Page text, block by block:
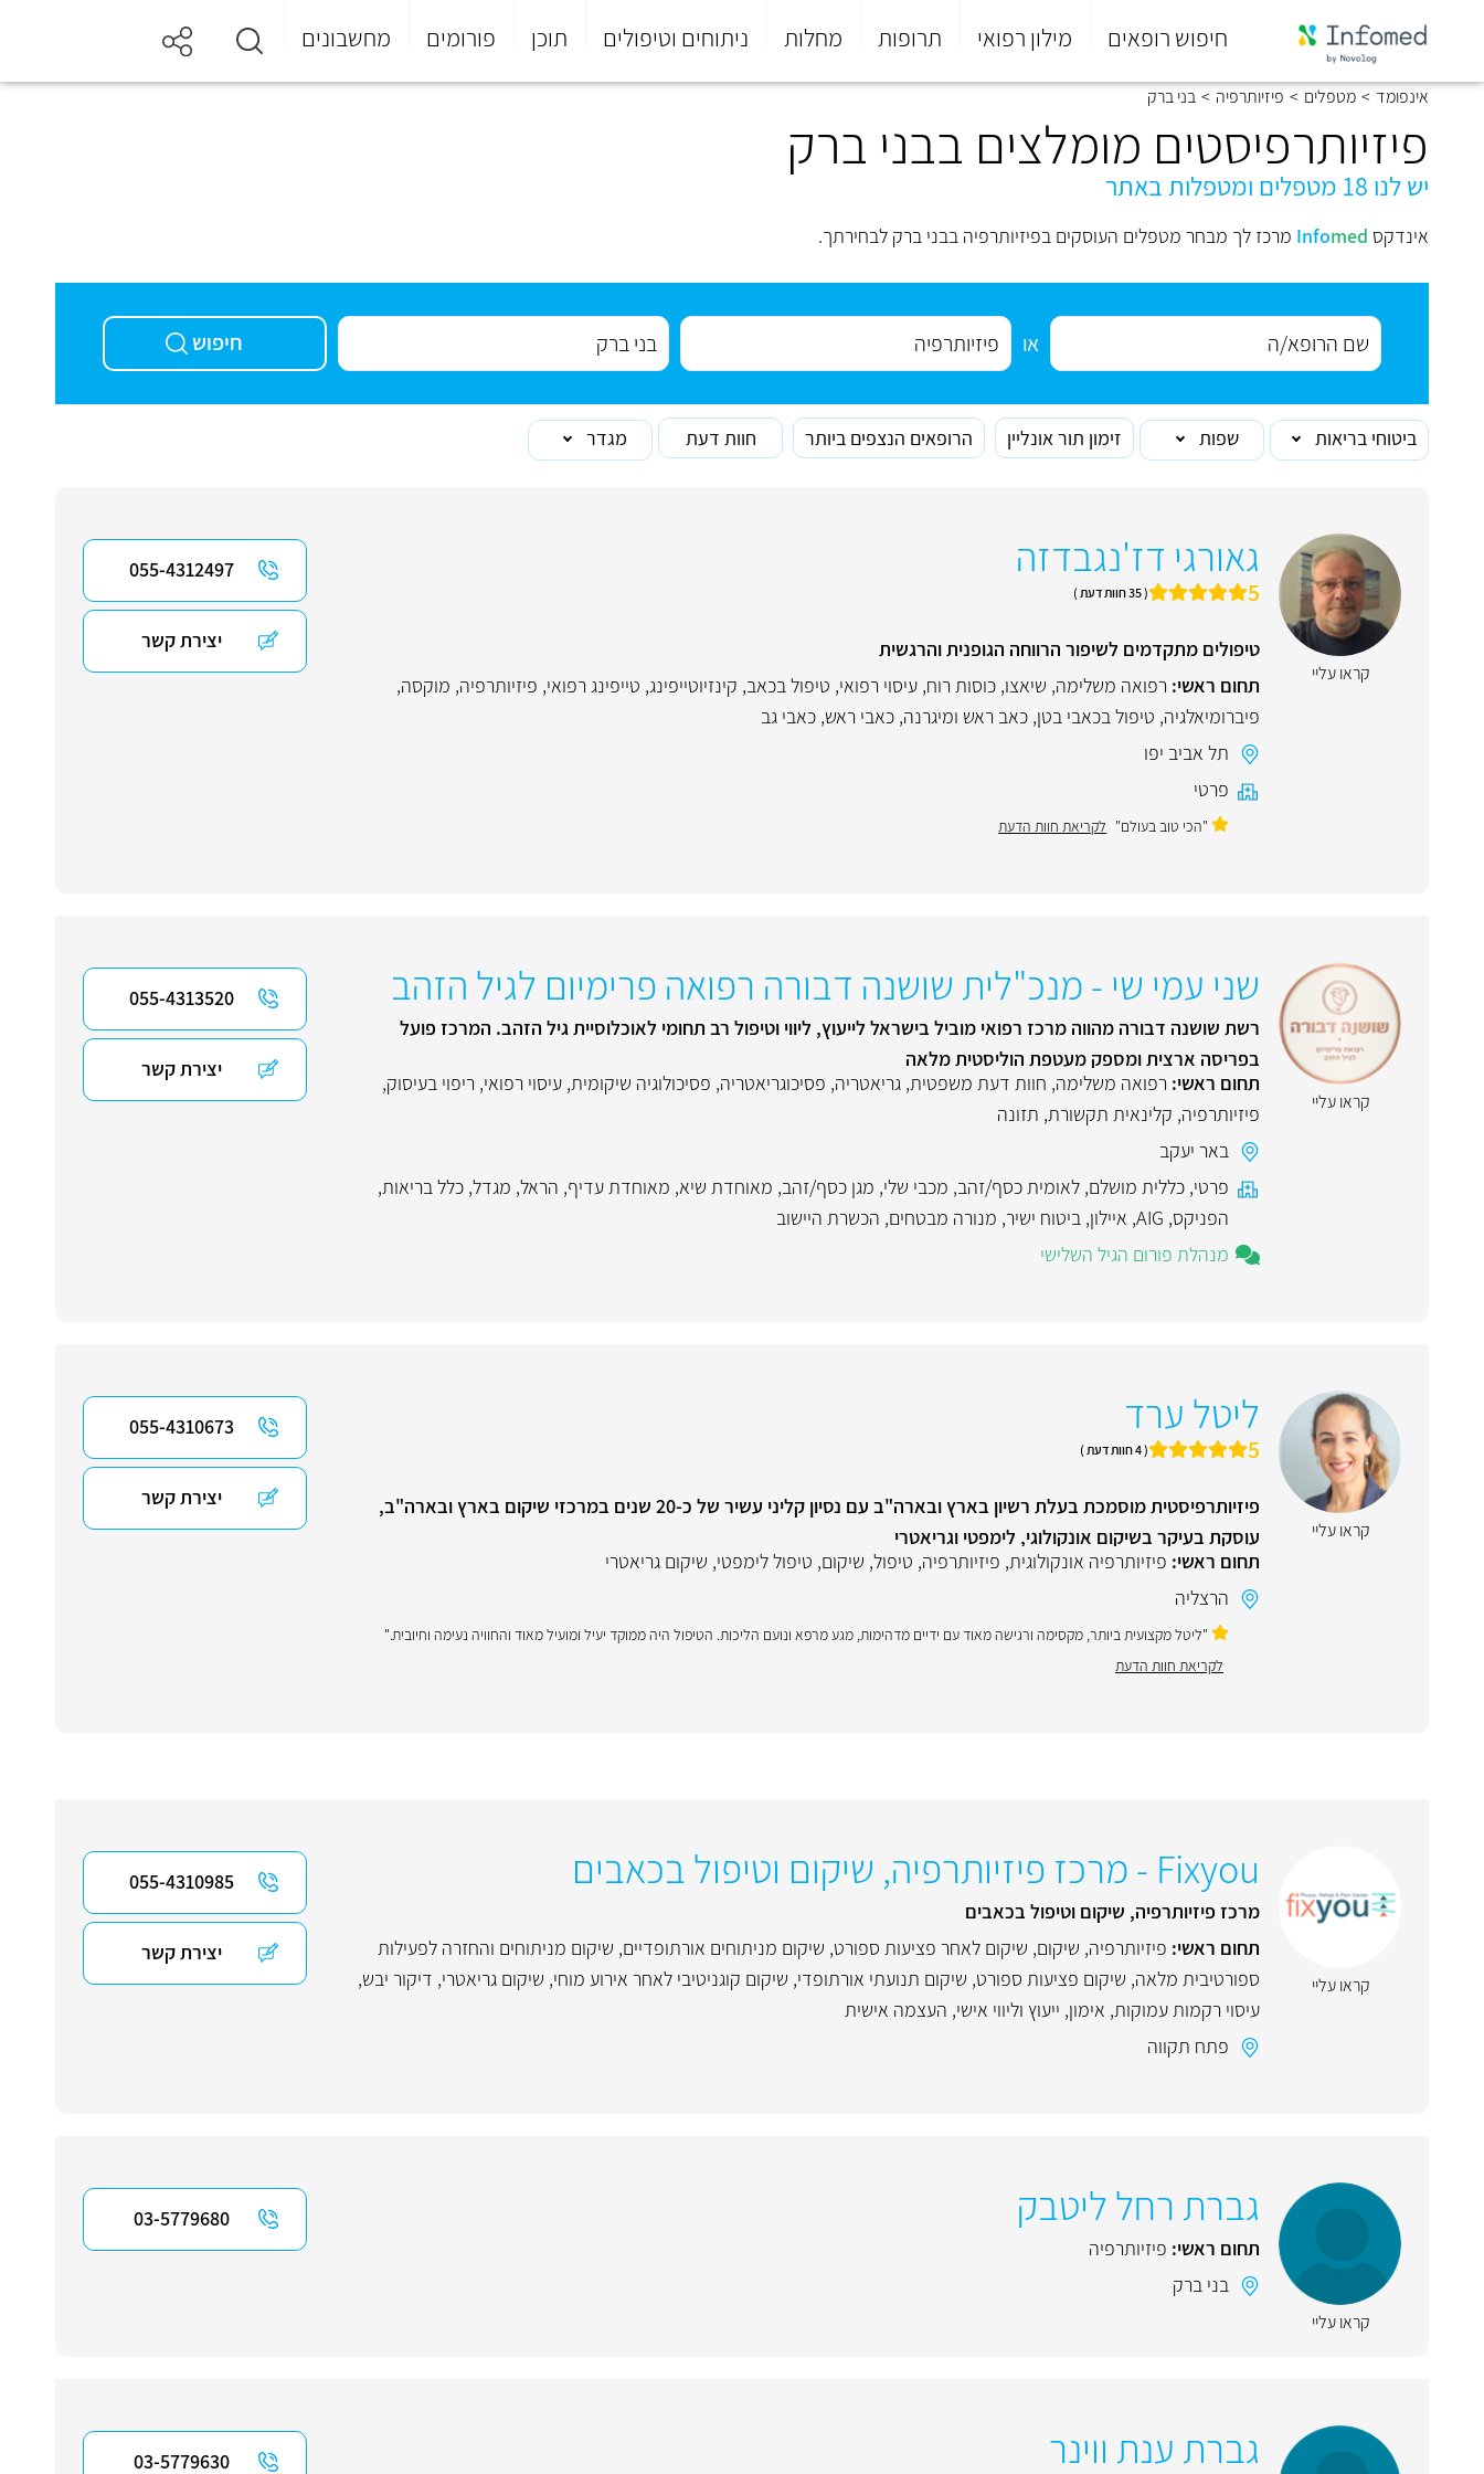
חיפוש רופאים מילון רפואי תרופות מחלות ניתוחים וטיפולים תוכן פורומים מחשבונים
סוף
התפריט
אינפומד > מטפלים > פיזיותרפיה > בני ברק
פיזיותרפיסטים מומלצים בבני ברק
יש לנו 18 מטפלים ומטפלות באתר
אינדקס Infomed מרכז לך מבחר מטפלים העוסקים בפיזיותרפיה בבני ברק לבחירתך.
או חיפוש
ביטוחי בריאות שפות זימון תור אונליין הרופאים הנצפים ביותר חוות דעת מגדר
קראו עליי
גאורגי דז'נגבדזה
5 ( 35 חוות דעת )
טיפולים מתקדמים לשיפור הרווחה הגופנית והרגשית
תחום ראשי: רפואה משלימה, שיאצו, כוסות רוח, עיסוי רפואי, טיפול בכאב, קינזיוטייפינג, טייפינג רפואי, פיזיותרפיה, מוקסה,
פיברומיאלגיה, טיפול בכאבי בטן, כאב ראש ומיגרנה, כאבי ראש, כאבי גב
תל אביב יפו
פרטי
"הכי טוב בעולם" לקריאת חוות הדעת
055-4312497
יצירת קשר
קראו עליי
שני עמי שי - מנכ"לית שושנה דבורה רפואה פרימיום לגיל הזהב
רשת שושנה דבורה מהווה מרכז רפואי מוביל בישראל לייעוץ, ליווי וטיפול רב תחומי לאוכלוסיית גיל הזהב. המרכז פועל
בפריסה ארצית ומספק מעטפת הוליסטית מלאה
תחום ראשי: רפואה משלימה, חוות דעת משפטית, גריאטריה, פסיכוגריאטריה, פסיכולוגיה שיקומית, עיסוי רפואי, ריפוי בעיסוק,
פיזיותרפיה, קלינאית תקשורת, תזונה
באר יעקב
פרטי, כללית מושלם, לאומית כסף/זהב, מכבי שלי, מגן כסף/זהב, מאוחדת שיא, מאוחדת עדיף, הראל, מגדל, כלל בריאות,
הפניקס,
AIG
, איילון, ביטוח ישיר, מנורה מבטחים, הכשרת היישוב
מנהלת פורום הגיל השלישי
055-4313520
יצירת קשר
קראו עליי
ליטל ערד
5 ( 4 חוות דעת )
פיזיותרפיסטית מוסמכת בעלת רשיון בארץ ובארה"ב עם נסיון קליני עשיר של כ-20 שנים במרכזי שיקום בארץ ובארה"ב,
עוסקת בעיקר בשיקום אונקולוגי, לימפטי וגריאטרי
תחום ראשי: פיזיותרפיה אונקולוגית, פיזיותרפיה, טיפול, שיקום, טיפול לימפטי, שיקום גריאטרי
הרצליה
"ליטל מקצועית ביותר, מקסימה ורגישה מאוד עם ידיים מדהימות, מגע מרפא ונועם הליכות. הטיפול היה ממוקד יעיל ומועיל מאוד והחוויה נעימה וחיובית."
לקריאת חוות הדעת
055-4310673
יצירת קשר
קראו עליי
Fixyou - מרכז פיזיותרפיה, שיקום וטיפול בכאבים
מרכז פיזיותרפיה, שיקום וטיפול בכאבים
תחום ראשי: פיזיותרפיה, שיקום, שיקום לאחר פציעות ספורט, שיקום מניתוחים אורתופדיים, שיקום מניתוחים והחזרה לפעילות
ספורטיבית מלאה, שיקום פציעות ספורט, שיקום תנועתי אורתופדי, שיקום קוגניטיבי לאחר אירוע מוחי, שיקום גריאטרי, דיקור יבש,
עיסוי רקמות עמוקות, אימון, ייעוץ וליווי אישי, העצמה אישית
פתח תקווה
055-4310985
יצירת קשר
קראו עליי
גברת רחל ליטבק
תחום ראשי: פיזיותרפיה
בני ברק
03-5779680
גברת ענת ווינר 03-5779630